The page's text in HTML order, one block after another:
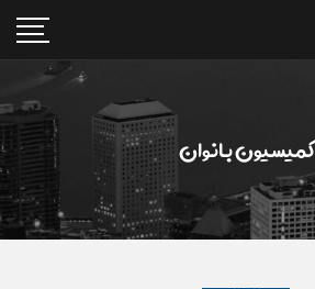
کمیسیون بانوان